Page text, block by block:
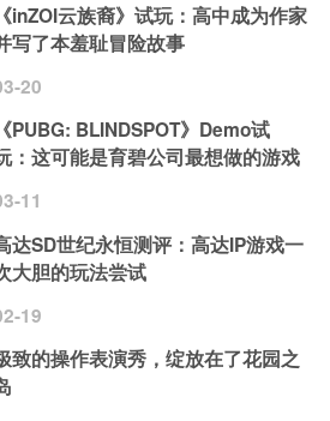
《inZOI云族裔》试玩：高中成为作家
写了本羞耻冒险故事
20
《PUBG: BLINDSPOT》Demo试
：这可能是育碧公司最想做的游戏
11
达SD世纪永恒测评：高达IP游戏一
大胆的玩法尝试
19
致的操作表演秀，绽放在了花园之